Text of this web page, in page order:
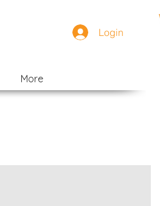
Login
More